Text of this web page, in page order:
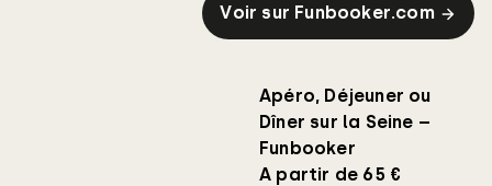
Voir sur Funbooker.com
Apéro, Déjeuner ou
Dîner sur la Seine –
Funbooker
A partir de 65 €